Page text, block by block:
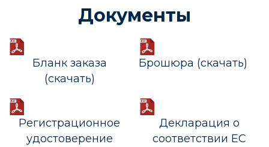
Документы
Бланк заказа
(скачать)
Брошюра (скачать)
Регистрационное
удостоверение
Декларация о
соответствии ЕС